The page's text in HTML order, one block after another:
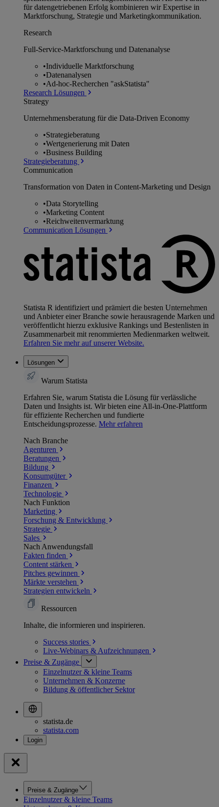
für datengetriebenen Erfolg kombinieren wir Expertise in
Marktforschung, Strategie und Marketingkommunikation.
Research
Full-Service-Marktforschung und Datenanalyse
•Individuelle Marktforschung
•Datenanalysen
•Ad-hoc-Recherchen "askStatista"
Research Lösungen
Strategy
Unternehmens­beratung für die Data-Driven Economy
•Strategieberatung
•Wertgenerierung mit Daten
•Business Building
Strategieberatung
Communication
Transformation von Daten in Content-Marketing und Design
•Data Storytelling
•Marketing Content
•Reichweitenvermarktung
Communication Lösungen
Statista R identifiziert und prämiert die besten Unternehmen
und Anbieter einer Branche sowie herausragende Marken und
veröffentlicht hierzu exklusive Rankings und Bestenlisten in
Zusammenarbeit mit renommierten Medienmarken weltweit.
Erfahren Sie mehr auf unserer Website.
Lösungen
Warum Statista
Erfahren Sie, warum Statista die Lösung für verlässliche
Daten und Insights ist. Wir bieten eine All-in-One-Plattform
für effiziente Recherchen und fundierte
Entscheidungsprozesse. Mehr erfahren
Nach Branche
Agenturen
Beratungen
Bildung
Konsumgüter
Finanzen
Technologie
Nach Funktion
Marketing
Forschung & Entwicklung
Strategie
Sales
Nach Anwendungsfall
Fakten finden
Content stärken
Pitches gewinnen
Märkte verstehen
Strategien entwickeln
Ressourcen
Inhalte, die informieren und inspirieren.
Success stories
Live-Webinars & Aufzeichnungen
Preise & Zugänge
Einzelnutzer & kleine Teams
Unternehmen & Konzerne
Bildung & öffentlicher Sektor
statista.de
statista.com
Preise & Zugänge
Einzelnutzer & kleine Teams